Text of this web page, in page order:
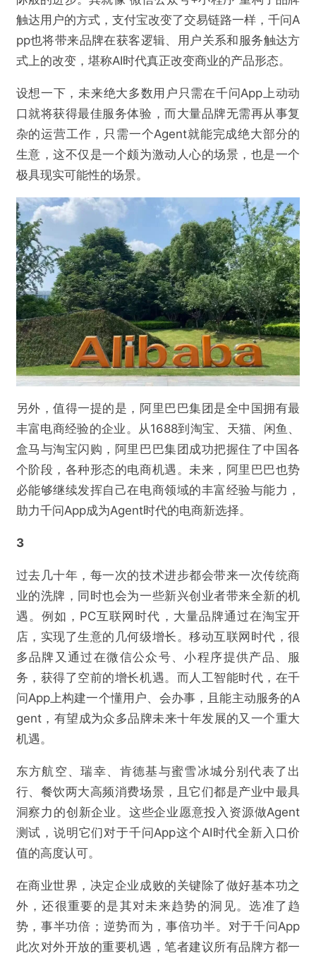
@砺石商业评论
千问App的这个大动作，值得所有品牌关注
欺诈 色情 诱导行为
不实信息 违法犯罪 其他
提交
触达用户的方式，支付宝改变了交易链路一样，千问A
pp也将带来品牌在获客逻辑、用户关系和服务触达方
式上的改变，堪称AI时代真正改变商业的产品形态。
设想一下，未来绝大多数用户只需在千问App上动动
口就将获得最佳服务体验，而大量品牌无需再从事复
杂的运营工作，只需一个Agent就能完成绝大部分的
生意，这不仅是一个颇为激动人心的场景，也是一个
极具现实可能性的场景。
另外，值得一提的是，阿里巴巴集团是全中国拥有最
丰富电商经验的企业。从1688到淘宝、天猫、闲鱼、
盒马与淘宝闪购，阿里巴巴集团成功把握住了中国各
个阶段，各种形态的电商机遇。未来，阿里巴巴也势
必能够继续发挥自己在电商领域的丰富经验与能力，
助力千问App成为Agent时代的电商新选择。
3
过去几十年，每一次的技术进步都会带来一次传统商
业的洗牌，同时也会为一些新兴创业者带来全新的机
遇。例如，PC互联网时代，大量品牌通过在淘宝开
店，实现了生意的几何级增长。移动互联网时代，很
多品牌又通过在微信公众号、小程序提供产品、服
务，获得了空前的增长机遇。而人工智能时代，在千
问App上构建一个懂用户、会办事，且能主动服务的A
gent，有望成为众多品牌未来十年发展的又一个重大
机遇。
东方航空、瑞幸、肯德基与蜜雪冰城分别代表了出
行、餐饮两大高频消费场景，且它们都是产业中最具
洞察力的创新企业。这些企业愿意投入资源做Agent
测试，说明它们对于千问App这个AI时代全新入口价
值的高度认可。
在商业世界，决定企业成败的关键除了做好基本功之
外，还很重要的是其对未来趋势的洞见。选准了趋
势，事半功倍；逆势而为，事倍功半。对于千问App
此次对外开放的重要机遇，笔者建议所有品牌方都一